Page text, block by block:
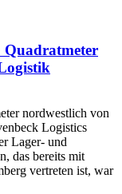
Quadratmeter
nordwestlich von
Logistics
Lager- und
das bereits mit
vertreten ist, war